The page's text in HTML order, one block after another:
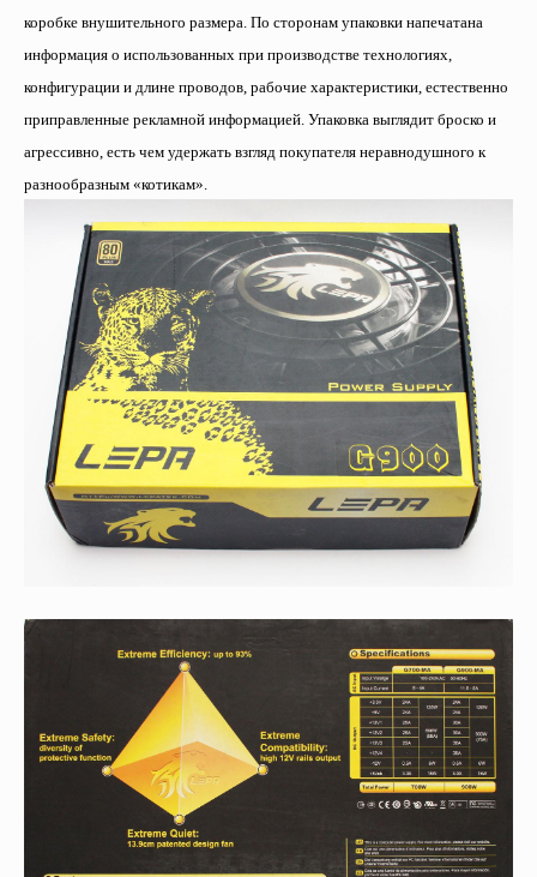
коробке внушительного размера. По сторонам упаковки напечатана
информация о использованных при производстве технологиях,
конфигурации и длине проводов, рабочие характеристики, естественно
приправленные рекламной информацией. Упаковка выглядит броско и
агрессивно, есть чем удержать взгляд покупателя неравнодушного к
разнообразным «котикам».